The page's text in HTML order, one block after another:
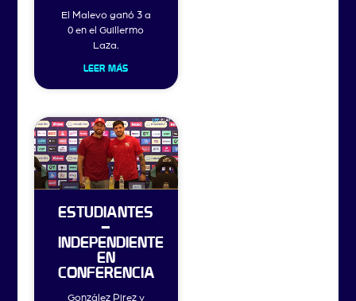
El Malevo ganó 3 a
0 en el Guillermo
Laza.
LEER MÁS
ESTUDIANTES
–
INDEPENDIENTE
EN
CONFERENCIA
González Pirez y